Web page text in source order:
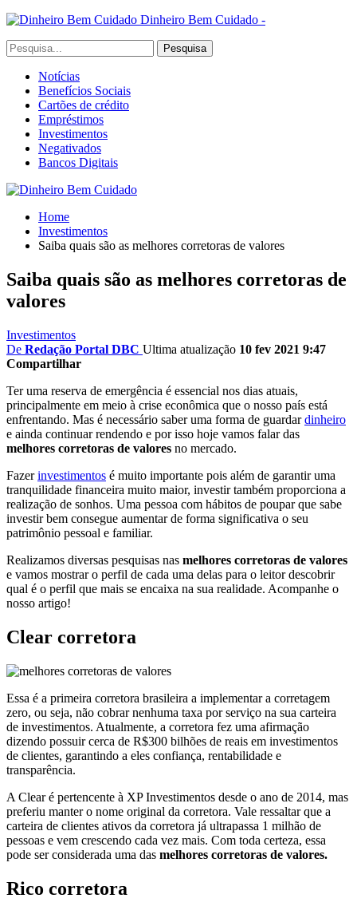
Dinheiro Bem Cuidado -
Notícias
Benefícios Sociais
Cartões de crédito
Empréstimos
Investimentos
Negativados
Bancos Digitais
Home
Investimentos
Saiba quais são as melhores corretoras de valores
Saiba quais são as melhores corretoras de
valores
Investimentos
De Redação Portal DBC Ultima atualização 10 fev 2021 9:47
Compartilhar
Ter uma reserva de emergência é essencial nos dias atuais,
principalmente em meio à crise econômica que o nosso país está
enfrentando. Mas é necessário saber uma forma de guardardinheiro
e ainda continuar rendendo e por isso hoje vamos falar das
melhores corretoras de valores no mercado.
Fazerinvestimentos é muito importante pois além de garantir uma
tranquilidade financeira muito maior, investir também proporciona a
realização de sonhos. Uma pessoa com hábitos de poupar que sabe
investir bem consegue aumentar de forma significativa o seu
patrimônio pessoal e familiar.
Realizamos diversas pesquisas nas melhores corretoras de valores
e vamos mostrar o perfil de cada uma delas para o leitor descobrir
qual é o perfil que mais se encaixa na sua realidade. Acompanhe o
nosso artigo!
Clear corretora
Essa é a primeira corretora brasileira a implementar a corretagem
zero, ou seja, não cobrar nenhuma taxa por serviço na sua carteira
de investimentos. Atualmente, a corretora fez uma afirmação
dizendo possuir cerca de R$300 bilhões de reais em investimentos
de clientes, garantindo a eles confiança, rentabilidade e
transparência.
A Clear é pertencente à XP Investimentos desde o ano de 2014, mas
preferiu manter o nome original da corretora. Vale ressaltar que a
carteira de clientes ativos da corretora já ultrapassa 1 milhão de
pessoas e vem crescendo cada vez mais. Com toda certeza, essa
pode ser considerada uma das melhores corretoras de valores.
Rico corretora